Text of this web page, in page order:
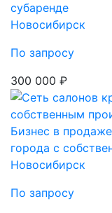
субаренде
Новосибирск
По запросу
300 000 ₽
Бизнес в
города с
Новосибирск
По запросу